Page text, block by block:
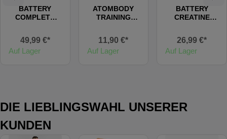
BATTERY
COMPLETE
49,99 €*
Auf Lager
ATOMBODY
TRAINING
11,90 €*
Auf Lager
BATTERY
CREATINE
26,99 €*
Auf Lager
DIE LIEBLINGSWAHL UNSERER
KUNDEN